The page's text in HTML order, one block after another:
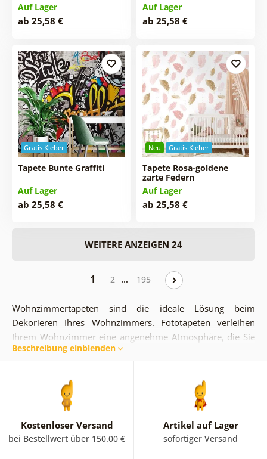
Auf Lager
ab 25,58 €
Auf Lager
ab 25,58 €
Gratis Kleber
Tapete Bunte Graffiti
Auf Lager
ab 25,58 €
Neu Gratis Kleber
Tapete Rosa-goldene
zarte Federn
Auf Lager
ab 25,58 €
WEITERE ANZEIGEN 24
1 2 … 195
Wohnzimmertapeten sind die ideale Lösung beim
Dekorieren Ihres Wohnzimmers. Fototapeten verleihen
Ihrem Wohnzimmer eine angenehme Atmosphäre, die Sie
mit Ihrer Familie genießen können. Sie bereichern Ihre
zusammen sitzen oder Filme schauen. Das Wohnzimmer
ist der Mittelpunkt jedes Hauses und jeder Wohnung,
daher sollte in diesem Raum immer eine gute Stimmung
herrschen. Wohnzimmer-Wandtapeten liegen einfach im
Trend! Sie schaffen eine ganz andere Atmosphäre, sind
Beschreibung einblenden
Kostenloser Versand
bei Bestellwert über 150.00 €
Artikel auf Lager
sofortiger Versand